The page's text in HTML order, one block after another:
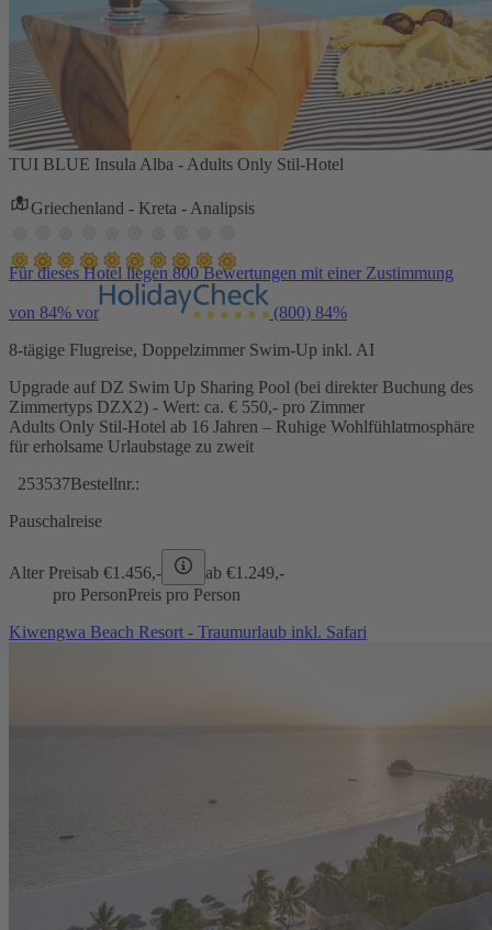
TUI BLUE Insula Alba - Adults Only Stil-Hotel
Griechenland - Kreta - Analipsis
Für dieses Hotel liegen 800 Bewertungen mit einer Zustimmung
von 84% vor (800) 84%
8-tägige Flugreise, Doppelzimmer Swim-Up inkl. AI
Upgrade auf DZ Swim Up Sharing Pool (bei direkter Buchung des
Zimmertyps DZX2) - Wert: ca. € 550,- pro Zimmer
Adults Only Stil-Hotel ab 16 Jahren – Ruhige Wohlfühlatmosphäre
für erholsame Urlaubstage zu zweit
253537Bestellnr.:
Pauschalreise
Alter Preisab €1.456,- ab €1.249,-
pro PersonPreis pro Person
Kiwengwa Beach Resort - Traumurlaub inkl. Safari